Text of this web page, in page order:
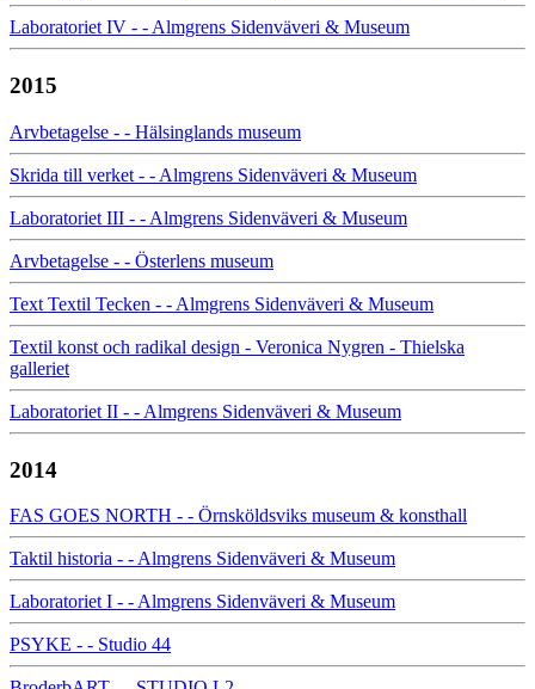
Laboratoriet IV - - Almgrens Sidenväveri & Museum
2015
Arvbetagelse - - Hälsinglands museum
Skrida till verket - - Almgrens Sidenväveri & Museum
Laboratoriet III - - Almgrens Sidenväveri & Museum
Arvbetagelse - - Österlens museum
Text Textil Tecken - - Almgrens Sidenväveri & Museum
Textil konst och radikal design - Veronica Nygren - Thielska
galleriet
Laboratoriet II - - Almgrens Sidenväveri & Museum
2014
FAS GOES NORTH - - Örnsköldsviks museum & konsthall
Taktil historia - - Almgrens Sidenväveri & Museum
Laboratoriet I - - Almgrens Sidenväveri & Museum
PSYKE - - Studio 44